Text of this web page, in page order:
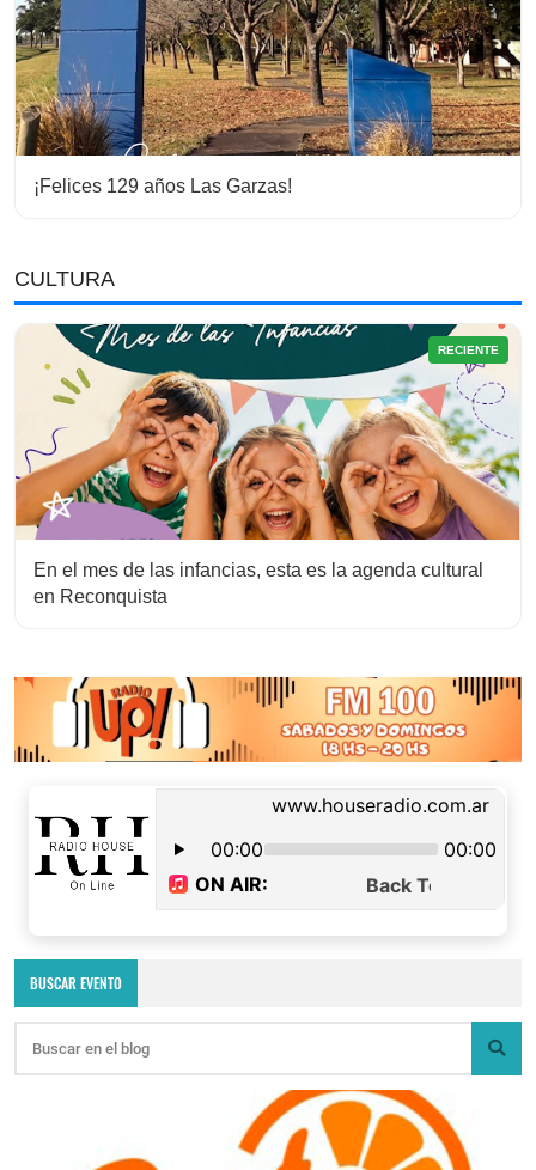
¡Felices 129 años Las Garzas!
CULTURA
RECIENTE
En el mes de las infancias, esta es la agenda cultural
en Reconquista
BUSCAR EVENTO